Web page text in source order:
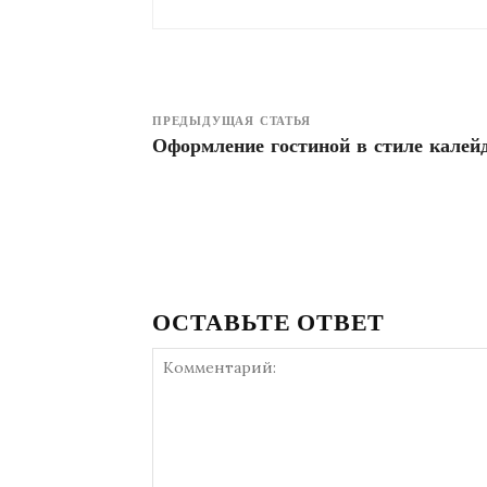
ПРЕДЫДУЩАЯ СТАТЬЯ
Оформление гостиной в стиле
ОСТАВЬТЕ ОТВЕТ